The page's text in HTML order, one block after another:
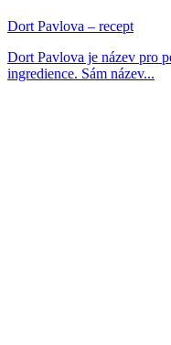
Dort Pavlova – recept
Dort Pavlova je název pro
ingredience. Sám název...